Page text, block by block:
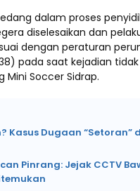
dalam proses
diselesaikan dan
dengan peraturan
pada saat kejadian
Mini Soccer Sidrap.
Kasus Dugaan “Setoran”
Pinrang: Jejak CCTV